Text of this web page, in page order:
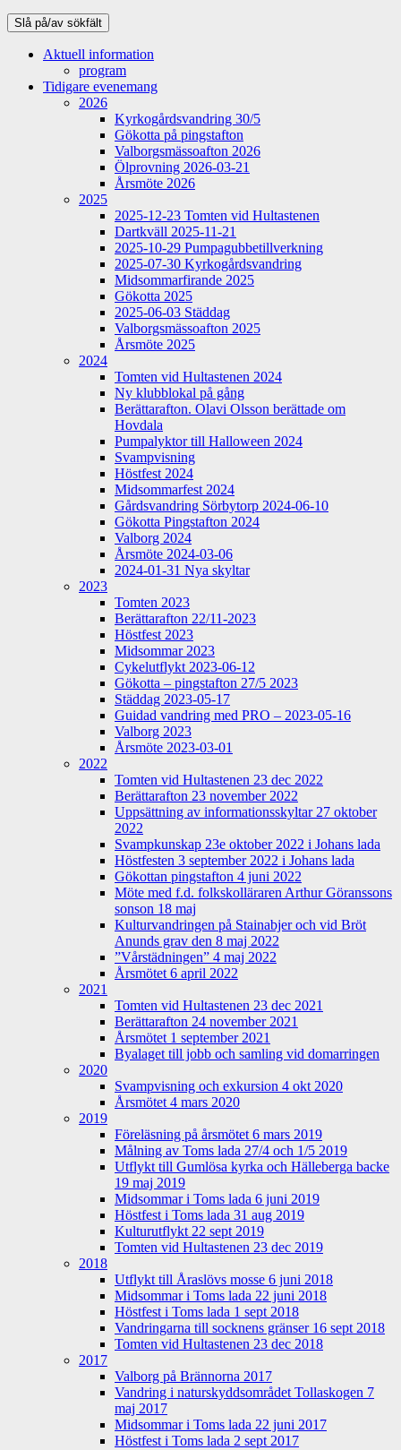
Slå på/av sökfält
Aktuell information
program
Tidigare evenemang
2026
Kyrkogårdsvandring 30/5
Gökotta på pingstafton
Valborgsmässoafton 2026
Ölprovning 2026-03-21
Årsmöte 2026
2025
2025-12-23 Tomten vid Hultastenen
Dartkväll 2025-11-21
2025-10-29 Pumpagubbetillverkning
2025-07-30 Kyrkogårdsvandring
Midsommarfirande 2025
Gökotta 2025
2025-06-03 Städdag
Valborgsmässoafton 2025
Årsmöte 2025
2024
Tomten vid Hultastenen 2024
Ny klubblokal på gång
Berättarafton. Olavi Olsson berättade om
Hovdala
Pumpalyktor till Halloween 2024
Svampvisning
Höstfest 2024
Midsommarfest 2024
Gårdsvandring Sörbytorp 2024-06-10
Gökotta Pingstafton 2024
Valborg 2024
Årsmöte 2024-03-06
2024-01-31 Nya skyltar
2023
Tomten 2023
Berättarafton 22/11-2023
Höstfest 2023
Midsommar 2023
Cykelutflykt 2023-06-12
Gökotta – pingstafton 27/5 2023
Städdag 2023-05-17
Guidad vandring med PRO – 2023-05-16
Valborg 2023
Årsmöte 2023-03-01
2022
Tomten vid Hultastenen 23 dec 2022
Berättarafton 23 november 2022
Uppsättning av informationsskyltar 27 oktober
2022
Svampkunskap 23e oktober 2022 i Johans lada
Höstfesten 3 september 2022 i Johans lada
Gökottan pingstafton 4 juni 2022
Möte med f.d. folkskolläraren Arthur Göranssons
sonson 18 maj
Kulturvandringen på Stainabjer och vid Bröt
Anunds grav den 8 maj 2022
”Vårstädningen” 4 maj 2022
Årsmötet 6 april 2022
2021
Tomten vid Hultastenen 23 dec 2021
Berättarafton 24 november 2021
Årsmötet 1 september 2021
Byalaget till jobb och samling vid domarringen
2020
Svampvisning och exkursion 4 okt 2020
Årsmötet 4 mars 2020
2019
Föreläsning på årsmötet 6 mars 2019
Målning av Toms lada 27/4 och 1/5 2019
Utflykt till Gumlösa kyrka och Hälleberga backe
19 maj 2019
Midsommar i Toms lada 6 juni 2019
Höstfest i Toms lada 31 aug 2019
Kulturutflykt 22 sept 2019
Tomten vid Hultastenen 23 dec 2019
2018
Utflykt till Åraslövs mosse 6 juni 2018
Midsommar i Toms lada 22 juni 2018
Höstfest i Toms lada 1 sept 2018
Vandringarna till socknens gränser 16 sept 2018
Tomten vid Hultastenen 23 dec 2018
2017
Valborg på Brännorna 2017
Vandring i naturskyddsområdet Tollaskogen 7
maj 2017
Midsommar i Toms lada 22 juni 2017
Höstfest i Toms lada 2 sept 2017